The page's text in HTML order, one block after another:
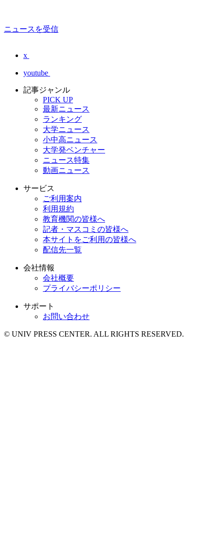
ニュースを受信
x
youtube
記事ジャンル
PICK UP
最新ニュース
ランキング
大学ニュース
小中高ニュース
大学発ベンチャー
ニュース特集
動画ニュース
サービス
ご利用案内
利用規約
教育機関の皆様へ
記者・マスコミの皆様へ
本サイトをご利用の皆様へ
配信先一覧
会社情報
会社概要
プライバシーポリシー
サポート
お問い合わせ
© UNIV PRESS CENTER. ALL RIGHTS RESERVED.